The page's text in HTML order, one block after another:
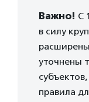
Важно! С
в силу
уточнены
правила